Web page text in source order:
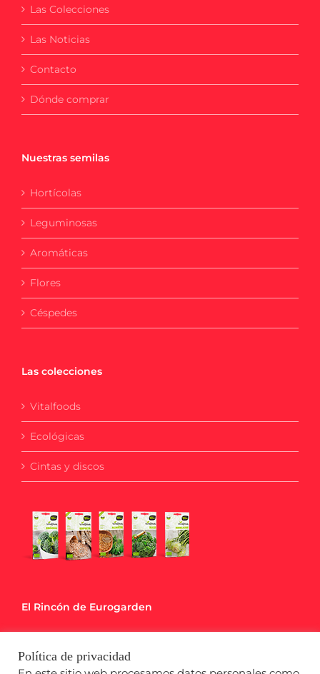
Las Colecciones
Las Noticias
Contacto
Dónde comprar
Nuestras semilas
Hortícolas
Leguminosas
Aromáticas
Flores
Céspedes
Las colecciones
Vitalfoods
Ecológicas
Cintas y discos
El Rincón de Eurogarden
Política de privacidad